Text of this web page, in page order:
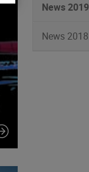
News 2019
News 2018